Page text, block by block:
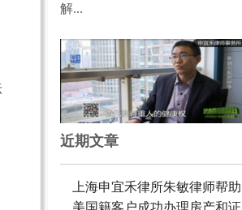
解...
近期文章
上海申宜禾律所朱敏律师帮助